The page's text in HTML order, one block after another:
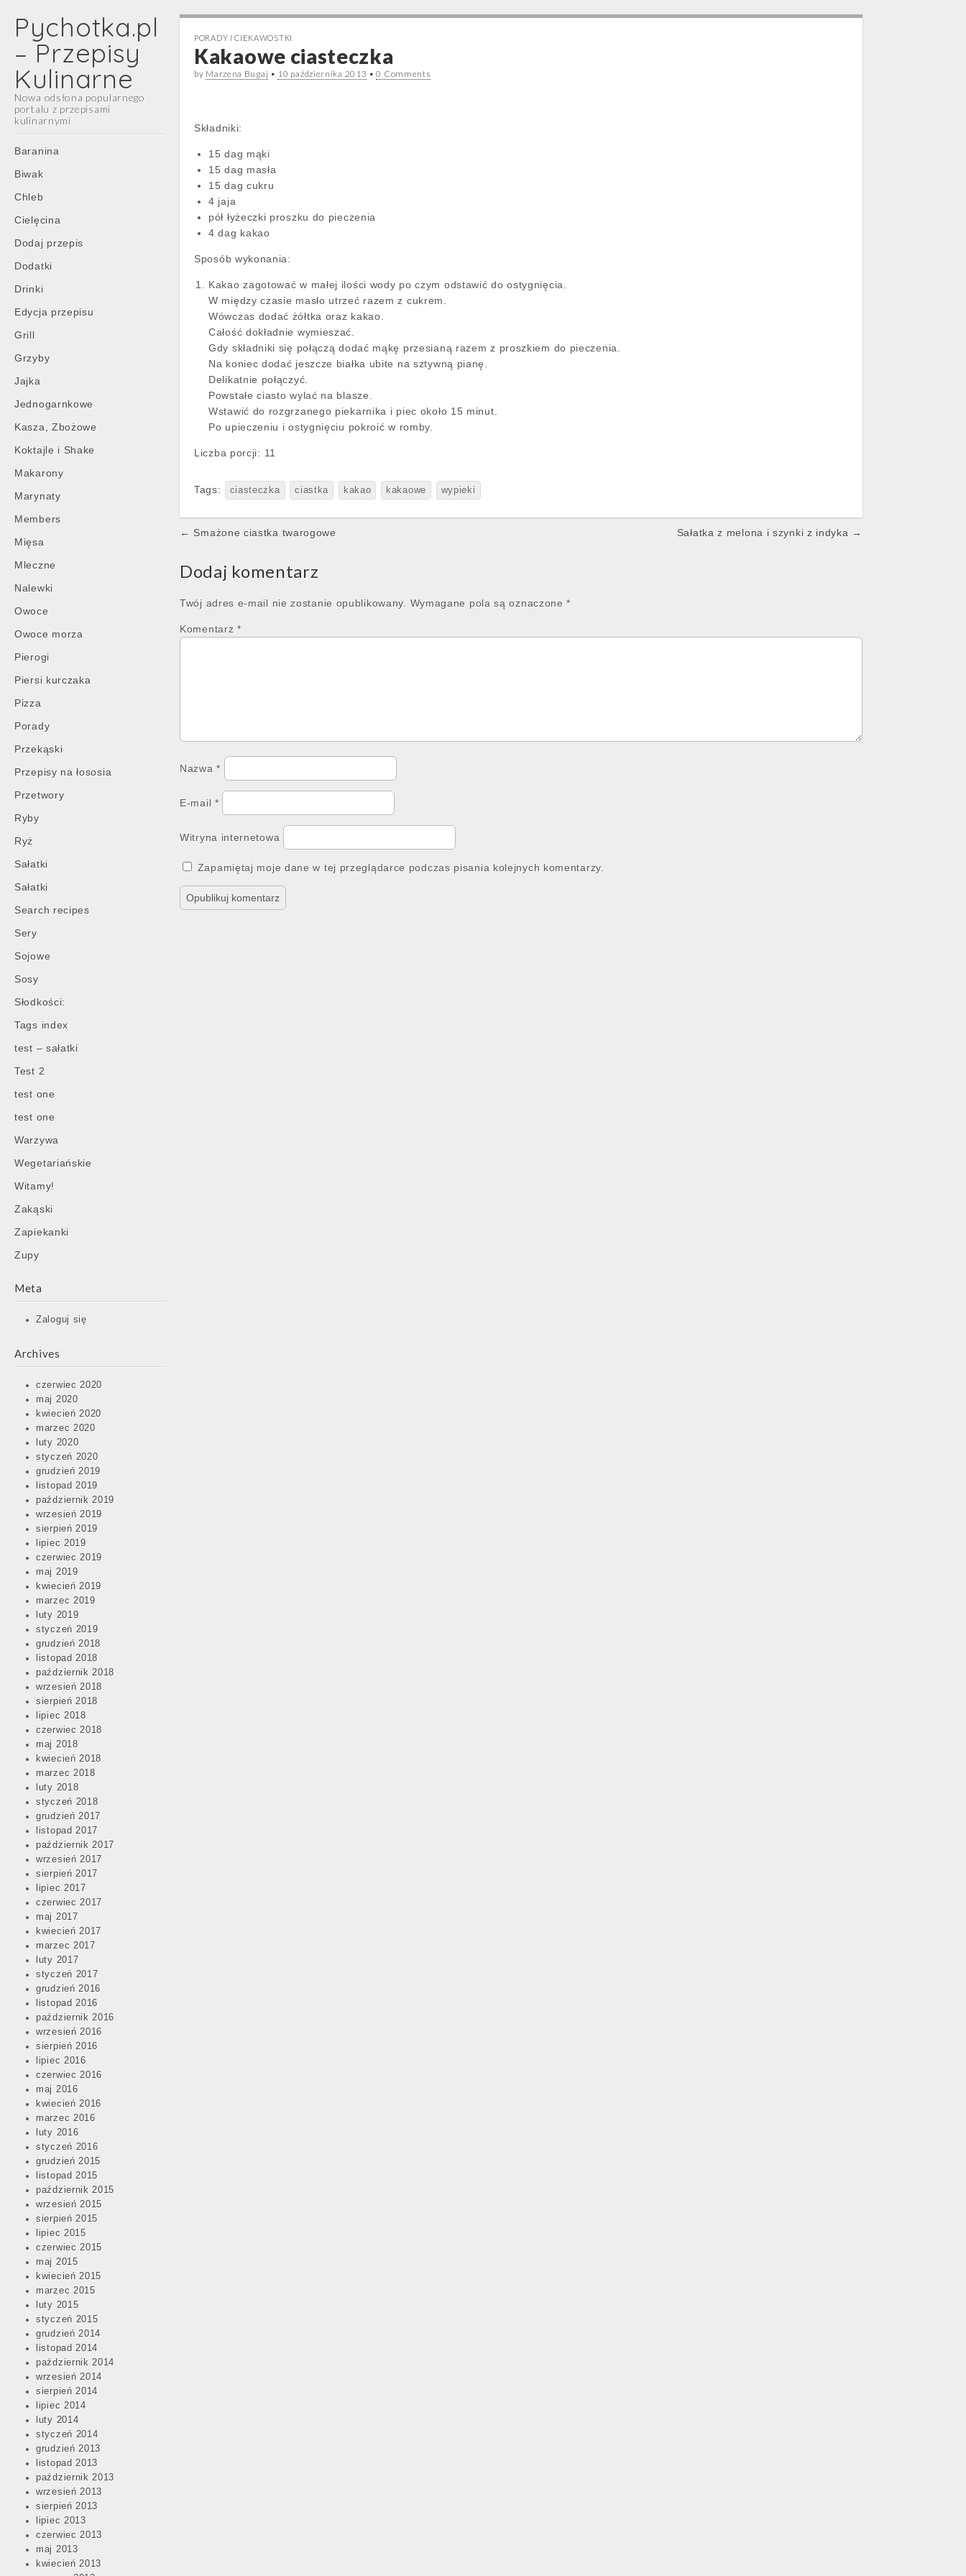
Pychotka.pl
– Przepisy
Kulinarne
Nowa odsłona popularnego
portalu z przepisami
kulinarnymi
Main
menu
Skip
content
Baranina
Biwak
Chleb
Cielęcina
Dodaj przepis
Dodatki
Drinki
Edycja przepisu
Grill
Grzyby
Jajka
Jednogarnkowe
Kasza, Zbożowe
Koktajle i Shake
Makarony
Marynaty
Members
Mięsa
Mleczne
Nalewki
Owoce
Owoce morza
Pierogi
Piersi kurczaka
Pizza
Porady
Przekąski
Przepisy na łososia
Przetwory
Ryby
Ryż
Sałatki
Sałatki
Search recipes
Sery
Sojowe
Sosy
Słodkości:
Tags index
test – sałatki
Test 2
test one
test one
Warzywa
Wegetariańskie
Witamy!
Zakąski
Zapiekanki
Zupy
Meta
Zaloguj się
Archives
czerwiec 2020
maj 2020
kwiecień 2020
marzec 2020
luty 2020
styczeń 2020
grudzień 2019
listopad 2019
październik 2019
wrzesień 2019
sierpień 2019
lipiec 2019
czerwiec 2019
maj 2019
kwiecień 2019
marzec 2019
luty 2019
styczeń 2019
grudzień 2018
listopad 2018
październik 2018
wrzesień 2018
sierpień 2018
lipiec 2018
czerwiec 2018
maj 2018
kwiecień 2018
marzec 2018
luty 2018
styczeń 2018
grudzień 2017
listopad 2017
październik 2017
wrzesień 2017
sierpień 2017
lipiec 2017
czerwiec 2017
maj 2017
kwiecień 2017
marzec 2017
luty 2017
styczeń 2017
grudzień 2016
listopad 2016
październik 2016
wrzesień 2016
sierpień 2016
lipiec 2016
czerwiec 2016
maj 2016
kwiecień 2016
marzec 2016
luty 2016
styczeń 2016
grudzień 2015
listopad 2015
październik 2015
wrzesień 2015
sierpień 2015
lipiec 2015
czerwiec 2015
maj 2015
kwiecień 2015
marzec 2015
luty 2015
styczeń 2015
grudzień 2014
listopad 2014
październik 2014
wrzesień 2014
sierpień 2014
lipiec 2014
luty 2014
styczeń 2014
grudzień 2013
listopad 2013
październik 2013
wrzesień 2013
sierpień 2013
lipiec 2013
czerwiec 2013
maj 2013
kwiecień 2013
PORADY I CIEKAWOSTKI
Kakaowe ciasteczka
by Marzena Bugaj • 10 października 2013 •0 Comments
Składniki:
15 dag mąki
15 dag masła
15 dag cukru
4 jaja
pół łyżeczki proszku do pieczenia
4 dag kakao
Sposób wykonania:
Kakao zagotować w małej ilości wody po czym odstawić do ostygnięcia.
W między czasie masło utrzeć razem z cukrem.
Wówczas dodać żółtka oraz kakao.
Całość dokładnie wymieszać.
Gdy składniki się połączą dodać mąkę przesianą razem z proszkiem do pieczenia.
Na koniec dodać jeszcze białka ubite na sztywną pianę.
Delikatnie połączyć.
Powstałe ciasto wylać na blasze.
Wstawić do rozgrzanego piekarnika i piec około 15 minut.
Po upieczeniu i ostygnięciu pokroić w romby.
Liczba porcji: 11
Tags: ciasteczka ciastka kakao kakaowe wypieki
Post
← Smażone ciastka twarogowe Sałatka z melona i szynki z indyka →
Dodaj komentarz
Twój adres e-mail nie zostanie opublikowany. Wymagane pola są oznaczone*
Komentarz *
Nazwa*
E-mail *
Witryna internetowa
Zapamiętaj moje dane w tej przeglądarce podczas pisania kolejnych komentarzy.